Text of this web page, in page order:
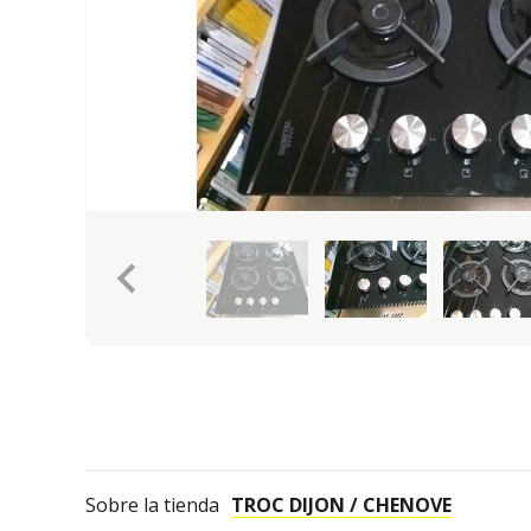
keyboard_arrow_left
Sobre la tienda TROC DIJON / CHENOVE